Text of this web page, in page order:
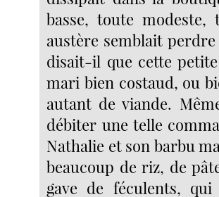
basse, toute
austère semblait
disait-il que cette
mari bien costaud, ou
autant de viande.
débiter une telle
Nathalie et son barbu
beaucoup de riz, de
gave de féculents,